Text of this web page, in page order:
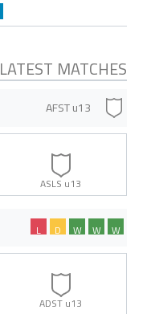
LATEST MATCHES
AFST u13
ASLS u13
W
W
W
D
L
ADST u13